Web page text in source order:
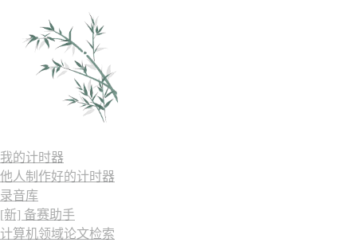
我的计时器
他人制作好的计时器
录音库
[新] 备赛助手
计算机领域论文检索